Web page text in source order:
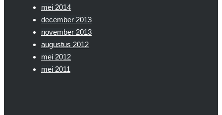
mei 2014
december 2013
november 2013
augustus 2012
mei 2012
mei 2011